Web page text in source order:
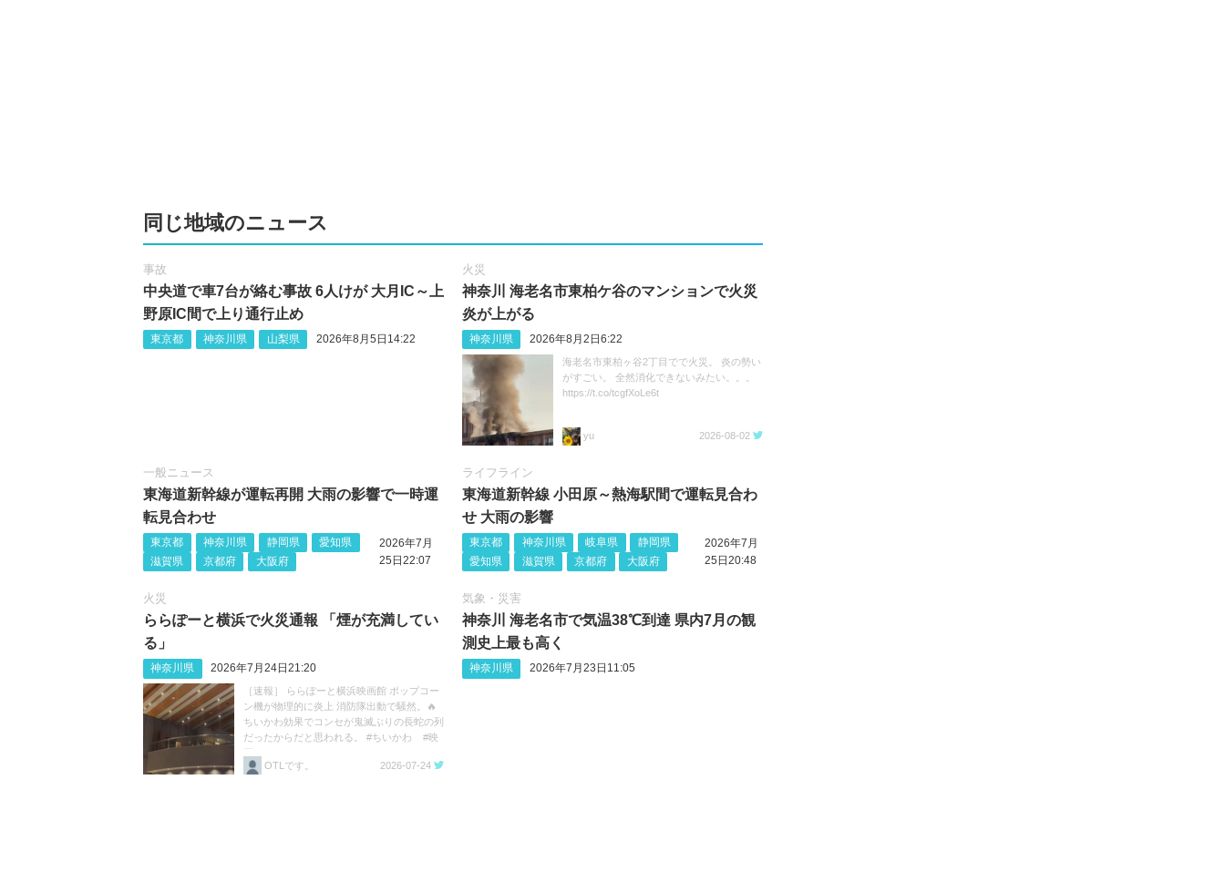
同じ地域のニュース
事故
中央道で車7台が絡む事故 6人けが 大月IC～上
野原IC間で上り通行止め
東京都 神奈川県 山梨県 2026年8月5日14:22
火災
神奈川 海老名市東柏ケ谷のマンションで火災
炎が上がる
神奈川県 2026年8月2日6:22
海老名市東柏ヶ谷2丁目でで火災。 炎の勢い
がすごい。 全然消化できないみたい。。。
https://t.co/tcgfXoLe6t
yu 2026-08-02
一般ニュース
東海道新幹線が運転再開 大雨の影響で一時運
転見合わせ
東京都 神奈川県 静岡県
愛知県
滋賀県
京都府 大阪府
2026年7月
25日22:07
ライフライン
東海道新幹線 小田原～熱海駅間で運転見合わ
せ 大雨の影響
東京都 神奈川県 岐阜県
静岡県
愛知県
滋賀県 京都府 大阪府
2026年7月
25日20:48
火災
ららぽーと横浜で火災通報 「煙が充満してい
る」
神奈川県 2026年7月24日21:20
［速報］ ららぽーと横浜映画館 ポップコー
ン機が物理的に炎上 消防隊出動で騒然。🔥
ちいかわ効果でコンセが鬼滅ぶりの長蛇の列
だったからだと思われる。 #ちいかわ #映
OTLです。
2026-07-24
気象・災害
神奈川 海老名市で気温38℃到達 県内7月の観
測史上最も高く
神奈川県 2026年7月23日11:05